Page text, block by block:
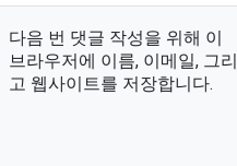
다음 번 댓글 작성을 위해 이
브라우저에 이름, 이메일, 그리
고 웹사이트를 저장합니다.